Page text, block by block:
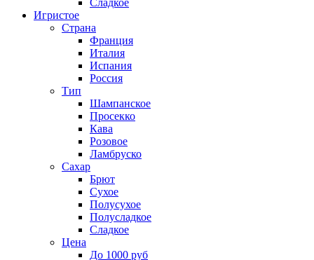
Игристое
Страна
Франция
Италия
Испания
Россия
Тип
Шампанское
Просекко
Кава
Розовое
Ламбруско
Сахар
Брют
Сухое
Полусухое
Полусладкое
Сладкое
Цена
До 1000 руб